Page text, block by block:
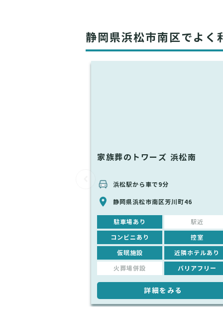
静岡県浜松市南区でよく
家族葬のトワーズ 浜松南
浜松駅から車で9分
静岡県浜松市南区芳川町46
駐車場あり 駅近
コンビニあり 控室
仮眠施設 近隣ホテルあり
火葬場併設 バリアフリー
詳細をみる